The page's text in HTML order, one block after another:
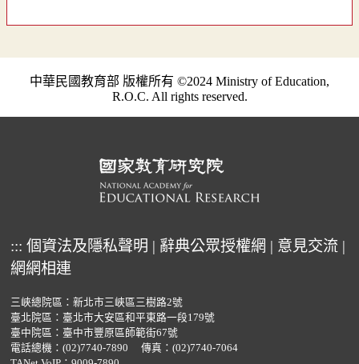
中華民國教育部 版權所有 ©2024 Ministry of Education,
R.O.C. All rights reserved.
::: 個資法及隱私聲明 | 辭典公眾授權網 | 意見交流 |
網網相連
三峽總院區：新北市三峽區三樹路2號
臺北院區：臺北市大安區和平東路一段179號
臺中院區：臺中市豐原區師範街67號
電話總機： (02)7740-7890
傳真：(02)7740-7064